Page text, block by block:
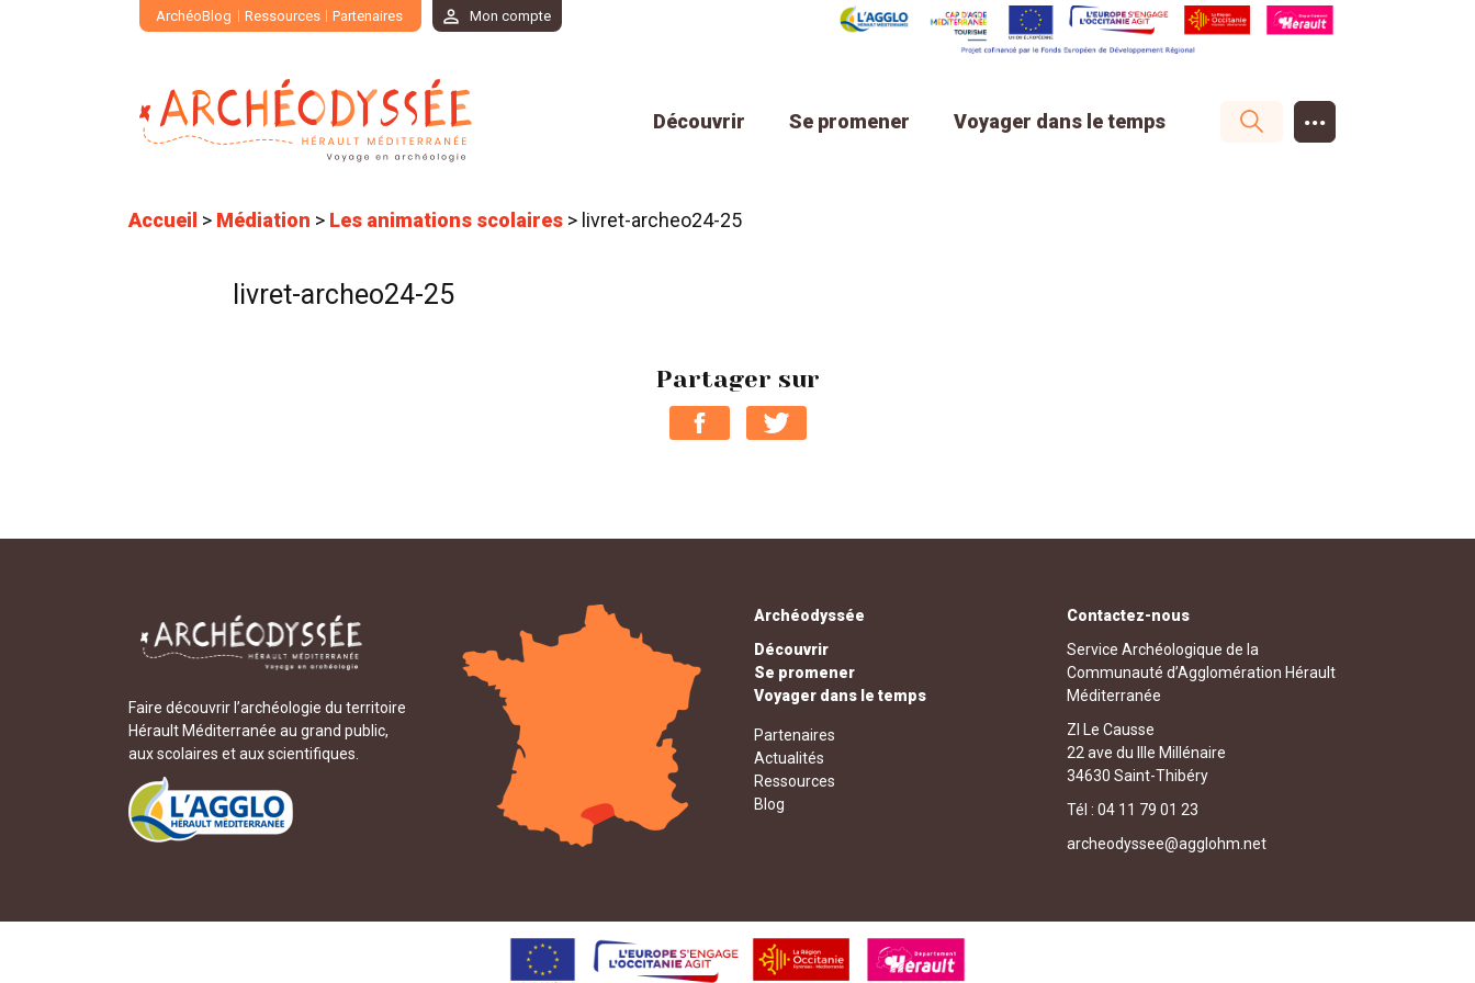
ArchéoBlog Ressources Partenaires Mon compte
Découvrir Se promener Voyager dans le temps ...
Accueil > Médiation > Les animations scolaires > livret-archeo24-25
livret-archeo24-25
Partager sur
Faire découvrir l’archéologie du territoire
Hérault Méditerranée au grand public,
aux scolaires et aux scientifiques.
Archéodyssée
Découvrir
Se promener
Voyager dans le temps
Partenaires
Actualités
Ressources
Blog
Contactez-nous
Service Archéologique de la
Communauté d’Agglomération Hérault
Méditerranée
ZI Le Causse
22 ave du IIIe Millénaire
34630 Saint-Thibéry
Tél : 04 11 79 01 23
archeodyssee@agglohm.net